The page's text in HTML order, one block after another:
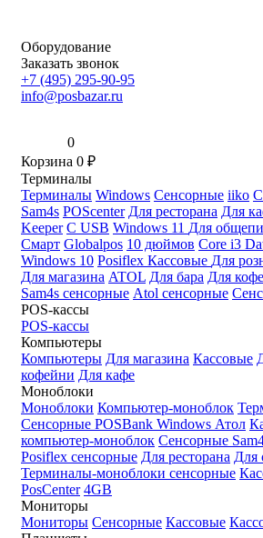
Оборудование
Заказать звонок
+7 (495) 295-90-95
info@posbazar.ru
0
Корзина 0 ₽
Терминалы
Терминалы Windows Сенсорные iiko
Sam4s POScenter Для ресторана Для
Keeper С USB Windows 11 Для
Смарт Globalpos 10 дюймов Core i3
Windows 10 Posiflex Кассовые Для
Для магазина ATOL Для бара Для
Sam4s сенсорные Atol сенсорные
POS-кассы
POS-кассы
Компьютеры
Компьютеры Для магазина Кассовые
кофейни Для кафе
Моноблоки
Моноблоки Компьютер-моноблок
Сенсорные POSBank Windows Атол
компьютер-моноблок Сенсорные
Posiflex сенсорные Для ресторана Для
Терминалы-моноблоки сенсорные
PosCenter 4GB
Мониторы
Мониторы Сенсорные Кассовые